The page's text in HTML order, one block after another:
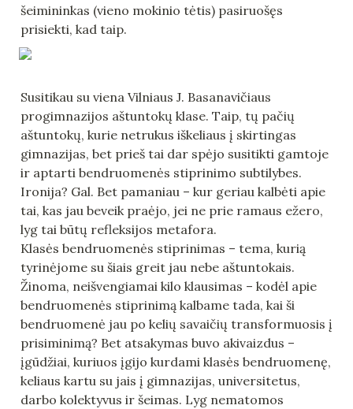
šeimininkas (vieno mokinio tėtis) pasiruošęs
prisiekti, kad taip.
Susitikau su viena Vilniaus J. Basanavičiaus
progimnazijos aštuntokų klase. Taip, tų pačių
aštuntokų, kurie netrukus iškeliaus į skirtingas
gimnazijas, bet prieš tai dar spėjo susitikti gamtoje
ir aptarti bendruomenės stiprinimo subtilybes.
Ironija? Gal. Bet pamaniau – kur geriau kalbėti apie
tai, kas jau beveik praėjo, jei ne prie ramaus ežero,
lyg tai būtų refleksijos metafora.
Klasės bendruomenės stiprinimas – tema, kurią
tyrinėjome su šiais greit jau nebe aštuntokais.
Žinoma, neišvengiamai kilo klausimas – kodėl apie
bendruomenės stiprinimą kalbame tada, kai ši
bendruomenė jau po kelių savaičių transformuosis į
prisiminimą? Bet atsakymas buvo akivaizdus –
įgūdžiai, kuriuos įgijo kurdami klasės bendruomenę,
keliaus kartu su jais į gimnazijas, universitetus,
darbo kolektyvus ir šeimas. Lyg nematomos